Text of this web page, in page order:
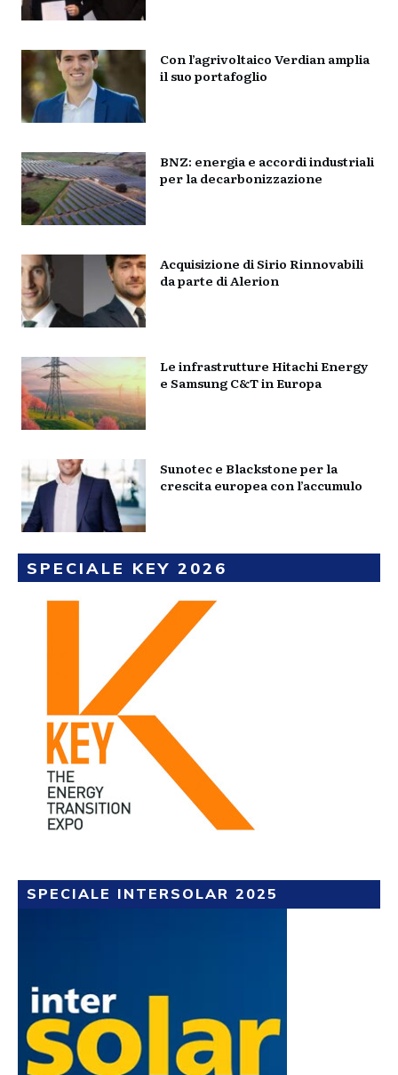
Con l’agrivoltaico Verdian amplia
il suo portafoglio
BNZ: energia e accordi industriali
per la decarbonizzazione
Acquisizione di Sirio Rinnovabili
da parte di Alerion
Le infrastrutture Hitachi Energy
e Samsung C&T in Europa
Sunotec e Blackstone per la
crescita europea con l’accumulo
SPECIALE KEY 2026
SPECIALE INTERSOLAR 2025